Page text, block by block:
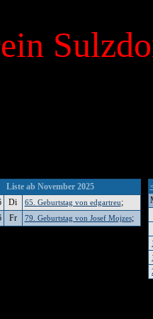
Liste ab November 2025
Di 65. Geburtstag von edgartreu;
Fr 79. Geburtstag von Josef Mojzes;